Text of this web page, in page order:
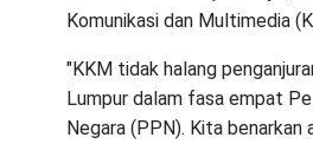
Komunikasi dan Multimedia
"KKM tidak halang
Lumpur dalam fasa empat
Negara (PPN). Kita benarkan